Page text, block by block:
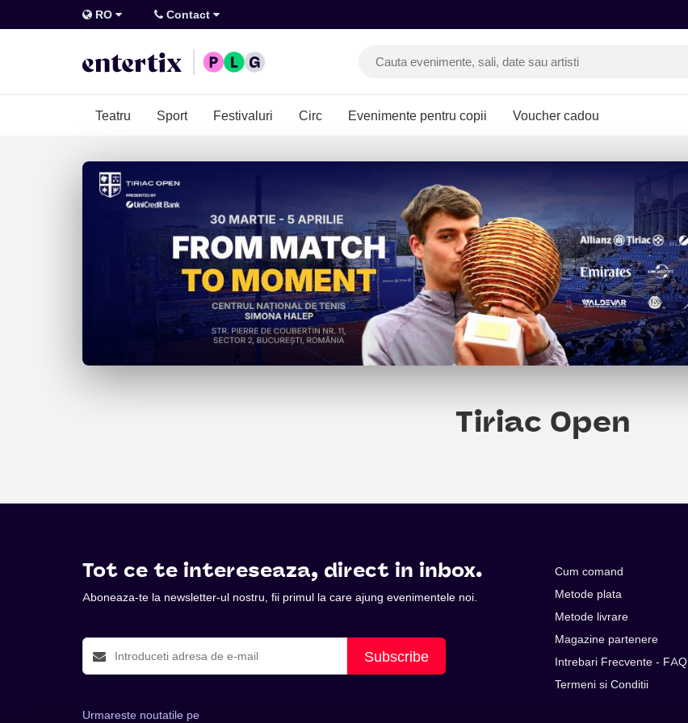
RO Contact
Teatru Sport Festivaluri Circ Evenimente pentru copii Voucher cadou
Tiriac Open
Tot ce te intereseaza, direct in inbox.
Aboneaza-te la newsletter-ul nostru, fii primul la care ajung evenimentele noi.
Subscribe
Urmareste noutatile pe
Cum comand
Metode plata
Metode livrare
Magazine partenere
Intrebari Frecvente - FAQ
Termeni si Conditii